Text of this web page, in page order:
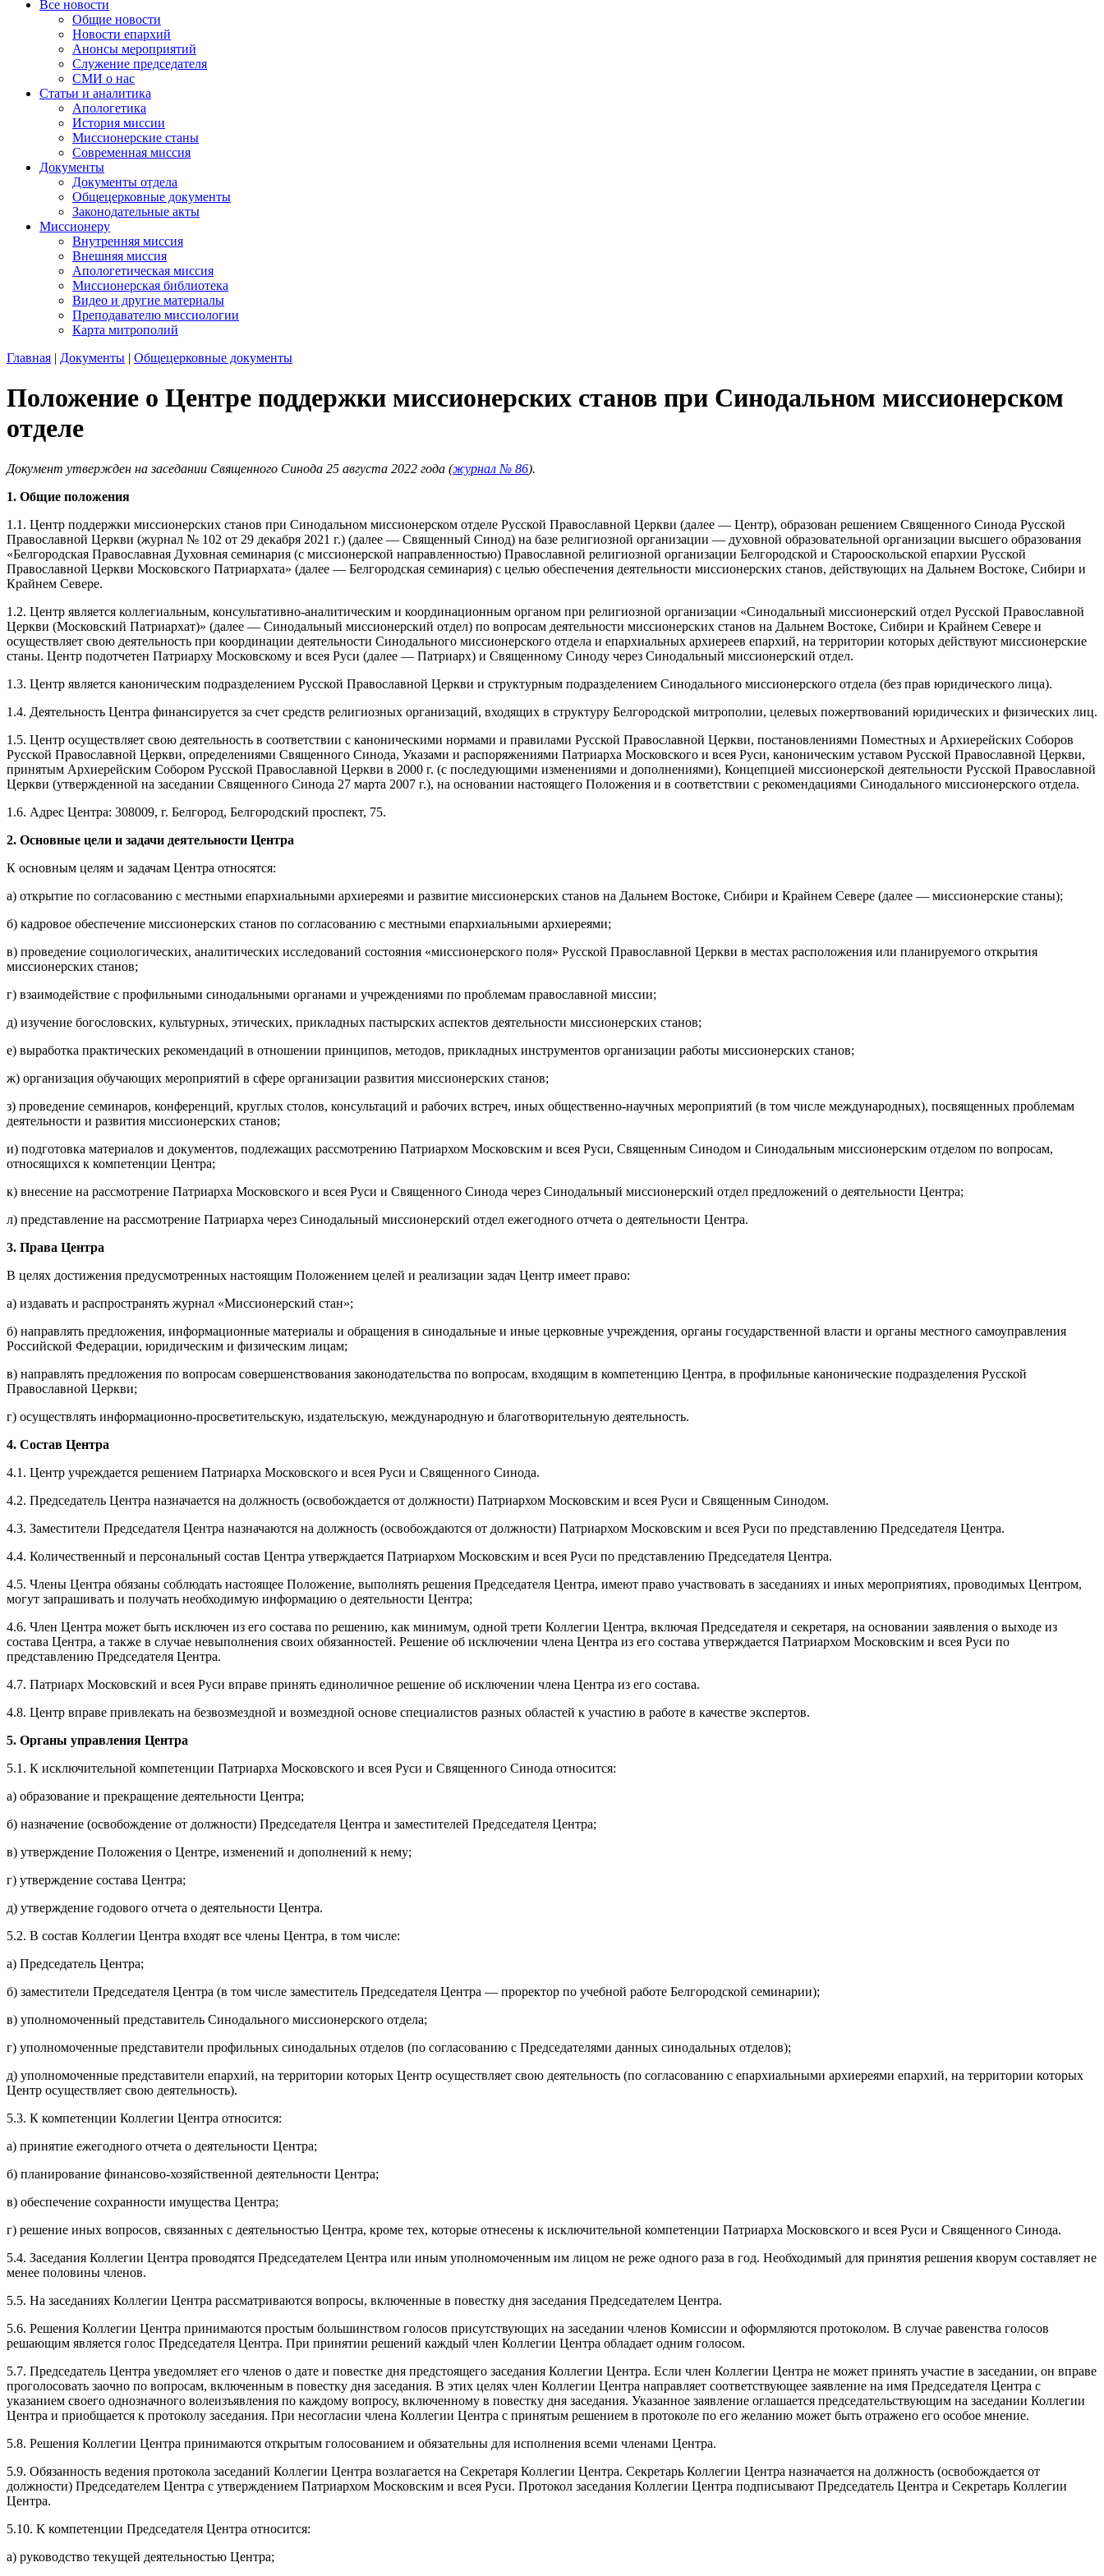
Все новости
Общие новости
Новости епархий
Анонсы мероприятий
Служение председателя
СМИ о нас
Статьи и аналитика
Апологетика
История миссии
Миссионерские станы
Современная миссия
Документы
Документы отдела
Общецерковные документы
Законодательные акты
Миссионеру
Внутренняя миссия
Внешняя миссия
Апологетическая миссия
Миссионерская библиотека
Видео и другие материалы
Преподавателю миссиологии
Карта митрополий
Главная | Документы | Общецерковные документы
Положение о Центре поддержки миссионерских станов при Синодальном миссионерском
отделе
Документ утвержден на заседании Священного Синода 25 августа 2022 года (журнал № 86).
1. Общие положения
1.1. Центр поддержки миссионерских станов при Синодальном миссионерском отделе Русской Православной Церкви (далее — Центр), образован решением Священного Синода Русской
Православной Церкви (журнал № 102 от 29 декабря 2021 г.) (далее — Священный Синод) на базе религиозной организации — духовной образовательной организации высшего образования
«Белгородская Православная Духовная семинария (с миссионерской направленностью) Православной религиозной организации Белгородской и Старооскольской епархии Русской
Православной Церкви Московского Патриархата» (далее — Белгородская семинария) с целью обеспечения деятельности миссионерских станов, действующих на Дальнем Востоке, Сибири и
Крайнем Севере.
1.2. Центр является коллегиальным, консультативно-аналитическим и координационным органом при религиозной организации «Синодальный миссионерский отдел Русской Православной
Церкви (Московский Патриархат)» (далее — Синодальный миссионерский отдел) по вопросам деятельности миссионерских станов на Дальнем Востоке, Сибири и Крайнем Севере и
осуществляет свою деятельность при координации деятельности Синодального миссионерского отдела и епархиальных архиереев епархий, на территории которых действуют миссионерские
станы. Центр подотчетен Патриарху Московскому и всея Руси (далее — Патриарх) и Священному Синоду через Синодальный миссионерский отдел.
1.3. Центр является каноническим подразделением Русской Православной Церкви и структурным подразделением Синодального миссионерского отдела (без прав юридического лица).
1.4. Деятельность Центра финансируется за счет средств религиозных организаций, входящих в структуру Белгородской митрополии, целевых пожертвований юридических и физических лиц.
1.5. Центр осуществляет свою деятельность в соответствии с каноническими нормами и правилами Русской Православной Церкви, постановлениями Поместных и Архиерейских Соборов
Русской Православной Церкви, определениями Священного Синода, Указами и распоряжениями Патриарха Московского и всея Руси, каноническим уставом Русской Православной Церкви,
принятым Архиерейским Собором Русской Православной Церкви в 2000 г. (с последующими изменениями и дополнениями), Концепцией миссионерской деятельности Русской Православной
Церкви (утвержденной на заседании Священного Синода 27 марта 2007 г.), на основании настоящего Положения и в соответствии с рекомендациями Синодального миссионерского отдела.
1.6. Адрес Центра: 308009, г. Белгород, Белгородский проспект, 75.
2. Основные цели и задачи деятельности Центра
К основным целям и задачам Центра относятся:
а) открытие по согласованию с местными епархиальными архиереями и развитие миссионерских станов на Дальнем Востоке, Сибири и Крайнем Севере (далее — миссионерские станы);
б) кадровое обеспечение миссионерских станов по согласованию с местными епархиальными архиереями;
в) проведение социологических, аналитических исследований состояния «миссионерского поля» Русской Православной Церкви в местах расположения или планируемого открытия
миссионерских станов;
г) взаимодействие с профильными синодальными органами и учреждениями по проблемам православной миссии;
д) изучение богословских, культурных, этических, прикладных пастырских аспектов деятельности миссионерских станов;
е) выработка практических рекомендаций в отношении принципов, методов, прикладных инструментов организации работы миссионерских станов;
ж) организация обучающих мероприятий в сфере организации развития миссионерских станов;
з) проведение семинаров, конференций, круглых столов, консультаций и рабочих встреч, иных общественно-научных мероприятий (в том числе международных), посвященных проблемам
деятельности и развития миссионерских станов;
и) подготовка материалов и документов, подлежащих рассмотрению Патриархом Московским и всея Руси, Священным Синодом и Синодальным миссионерским отделом по вопросам,
относящихся к компетенции Центра;
к) внесение на рассмотрение Патриарха Московского и всея Руси и Священного Синода через Синодальный миссионерский отдел предложений о деятельности Центра;
л) представление на рассмотрение Патриарха через Синодальный миссионерский отдел ежегодного отчета о деятельности Центра.
3. Права Центра
В целях достижения предусмотренных настоящим Положением целей и реализации задач Центр имеет право:
а) издавать и распространять журнал «Миссионерский стан»;
б) направлять предложения, информационные материалы и обращения в синодальные и иные церковные учреждения, органы государственной власти и органы местного самоуправления
Российской Федерации, юридическим и физическим лицам;
в) направлять предложения по вопросам совершенствования законодательства по вопросам, входящим в компетенцию Центра, в профильные канонические подразделения Русской
Православной Церкви;
г) осуществлять информационно-просветительскую, издательскую, международную и благотворительную деятельность.
4. Состав Центра
4.1. Центр учреждается решением Патриарха Московского и всея Руси и Священного Синода.
4.2. Председатель Центра назначается на должность (освобождается от должности) Патриархом Московским и всея Руси и Священным Синодом.
4.3. Заместители Председателя Центра назначаются на должность (освобождаются от должности) Патриархом Московским и всея Руси по представлению Председателя Центра.
4.4. Количественный и персональный состав Центра утверждается Патриархом Московским и всея Руси по представлению Председателя Центра.
4.5. Члены Центра обязаны соблюдать настоящее Положение, выполнять решения Председателя Центра, имеют право участвовать в заседаниях и иных мероприятиях, проводимых Центром,
могут запрашивать и получать необходимую информацию о деятельности Центра;
4.6. Член Центра может быть исключен из его состава по решению, как минимум, одной трети Коллегии Центра, включая Председателя и секретаря, на основании заявления о выходе из
состава Центра, а также в случае невыполнения своих обязанностей. Решение об исключении члена Центра из его состава утверждается Патриархом Московским и всея Руси по
представлению Председателя Центра.
4.7. Патриарх Московский и всея Руси вправе принять единоличное решение об исключении члена Центра из его состава.
4.8. Центр вправе привлекать на безвозмездной и возмездной основе специалистов разных областей к участию в работе в качестве экспертов.
5. Органы управления Центра
5.1. К исключительной компетенции Патриарха Московского и всея Руси и Священного Синода относится:
а) образование и прекращение деятельности Центра;
б) назначение (освобождение от должности) Председателя Центра и заместителей Председателя Центра;
в) утверждение Положения о Центре, изменений и дополнений к нему;
г) утверждение состава Центра;
д) утверждение годового отчета о деятельности Центра.
5.2. В состав Коллегии Центра входят все члены Центра, в том числе:
а) Председатель Центра;
б) заместители Председателя Центра (в том числе заместитель Председателя Центра — проректор по учебной работе Белгородской семинарии);
в) уполномоченный представитель Синодального миссионерского отдела;
г) уполномоченные представители профильных синодальных отделов (по согласованию с Председателями данных синодальных отделов);
д) уполномоченные представители епархий, на территории которых Центр осуществляет свою деятельность (по согласованию с епархиальными архиереями епархий, на территории которых
Центр осуществляет свою деятельность).
5.3. К компетенции Коллегии Центра относится:
а) принятие ежегодного отчета о деятельности Центра;
б) планирование финансово-хозяйственной деятельности Центра;
в) обеспечение сохранности имущества Центра;
г) решение иных вопросов, связанных с деятельностью Центра, кроме тех, которые отнесены к исключительной компетенции Патриарха Московского и всея Руси и Священного Синода.
5.4. Заседания Коллегии Центра проводятся Председателем Центра или иным уполномоченным им лицом не реже одного раза в год. Необходимый для принятия решения кворум составляет не
менее половины членов.
5.5. На заседаниях Коллегии Центра рассматриваются вопросы, включенные в повестку дня заседания Председателем Центра.
5.6. Решения Коллегии Центра принимаются простым большинством голосов присутствующих на заседании членов Комиссии и оформляются протоколом. В случае равенства голосов
решающим является голос Председателя Центра. При принятии решений каждый член Коллегии Центра обладает одним голосом.
5.7. Председатель Центра уведомляет его членов о дате и повестке дня предстоящего заседания Коллегии Центра. Если член Коллегии Центра не может принять участие в заседании, он вправе
проголосовать заочно по вопросам, включенным в повестку дня заседания. В этих целях член Коллегии Центра направляет соответствующее заявление на имя Председателя Центра с
указанием своего однозначного волеизъявления по каждому вопросу, включенному в повестку дня заседания. Указанное заявление оглашается председательствующим на заседании Коллегии
Центра и приобщается к протоколу заседания. При несогласии члена Коллегии Центра с принятым решением в протоколе по его желанию может быть отражено его особое мнение.
5.8. Решения Коллегии Центра принимаются открытым голосованием и обязательны для исполнения всеми членами Центра.
5.9. Обязанность ведения протокола заседаний Коллегии Центра возлагается на Секретаря Коллегии Центра. Секретарь Коллегии Центра назначается на должность (освобождается от
должности) Председателем Центра с утверждением Патриархом Московским и всея Руси. Протокол заседания Коллегии Центра подписывают Председатель Центра и Секретарь Коллегии
Центра.
5.10. К компетенции Председателя Центра относится:
а) руководство текущей деятельностью Центра;